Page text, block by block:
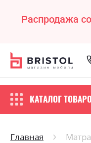
Распродажа
КАТАЛОГ
Главная